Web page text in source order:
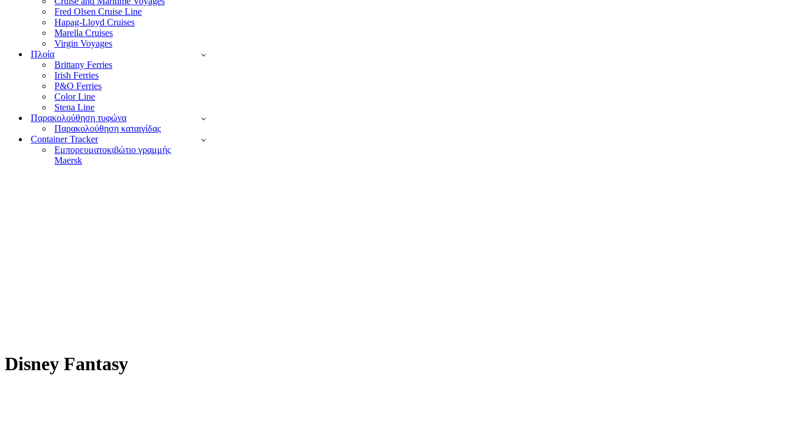
Fred Olsen Cruise Line
Hapag-Lloyd Cruises
Marella Cruises
Virgin Voyages
Πλοία
Brittany Ferries
Irish Ferries
P&O Ferries
Color Line
Stena Line
Παρακολούθηση τυφώνα
Παρακολούθηση καταιγίδας
Container Tracker
Εμπορευματοκιβώτιο γραμμής
Maersk
Disney Fantasy